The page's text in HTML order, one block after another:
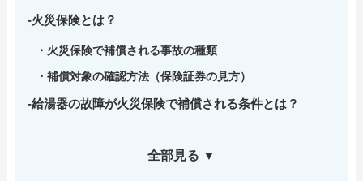
火災保険とは？
火災保険で補償される事故の種類
補償対象の確認方法（保険証券の見方）
給湯器の故障が火災保険で補償される条件とは？
全部見る ▼